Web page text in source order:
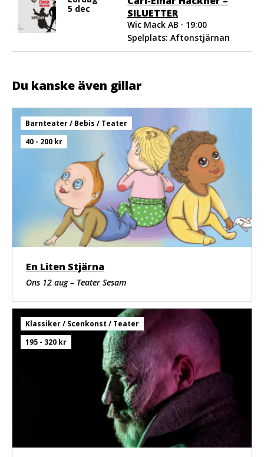
5 dec
SILUETTER
Wic Mack AB · 19:00
Spelplats: Aftonstjärnan
Du kanske även gillar
Barnteater / Bebis / Teater
40 - 200 kr
En Liten Stjärna
Ons 12 aug – Teater Sesam
Klassiker / Scenkonst / Teater
195 - 320 kr